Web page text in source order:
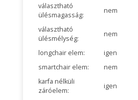
választható
ülésmagasság:
nem
választható
ülésmélység:
nem
longchair elem:
igen
smartchair elem:
nem
karfa nélküli
záróelem:
igen